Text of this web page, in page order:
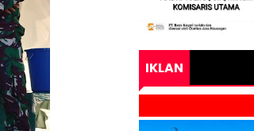
IKLAN